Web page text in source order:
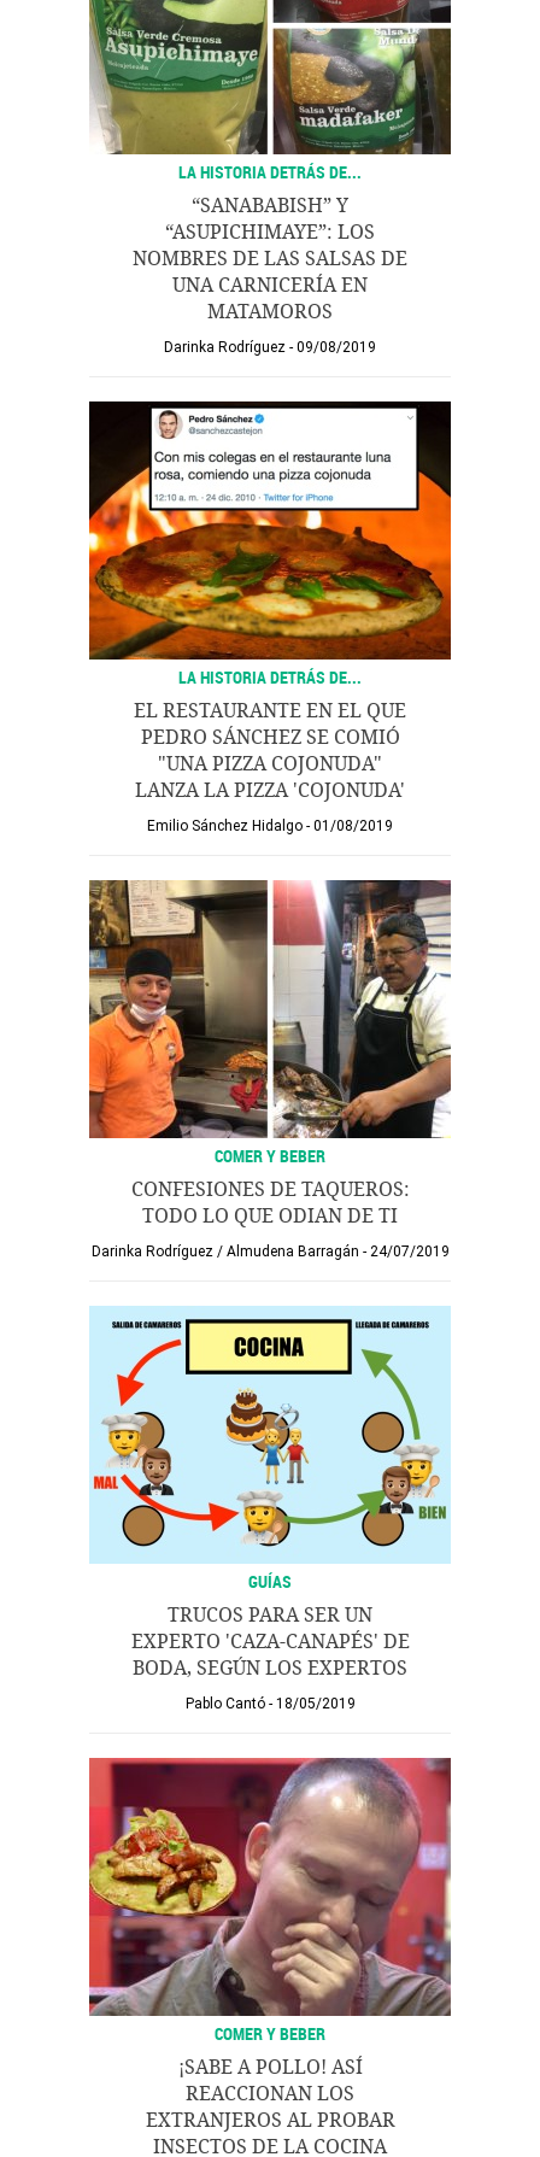
LA HISTORIA DETRÁS DE...
“SANABABISH” Y
“ASUPICHIMAYE”: LOS
NOMBRES DE LAS SALSAS DE
UNA CARNICERÍA EN
MATAMOROS
Darinka Rodríguez 09/08/2019
LA HISTORIA DETRÁS DE...
EL RESTAURANTE EN EL QUE
PEDRO SÁNCHEZ SE COMIÓ
"UNA PIZZA COJONUDA"
LANZA LA PIZZA 'COJONUDA'
Emilio Sánchez Hidalgo 01/08/2019
COMER Y BEBER
CONFESIONES DE TAQUEROS:
TODO LO QUE ODIAN DE TI
Darinka Rodríguez/ Almudena Barragán 24/07/2019
GUÍAS
TRUCOS PARA SER UN
EXPERTO 'CAZA-CANAPÉS' DE
BODA, SEGÚN LOS EXPERTOS
Pablo Cantó 18/05/2019
COMER Y BEBER
¡SABE A POLLO! ASÍ
REACCIONAN LOS
EXTRANJEROS AL PROBAR
INSECTOS DE LA COCINA